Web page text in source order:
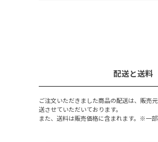
配送と送料
ご注文いただきました商品の配送は、販売
送させていただいております。
また、送料は販売価格に含まれます。※一部